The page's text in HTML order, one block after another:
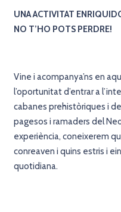
UNA ACTIVITAT
NO T’HO POTS PERDRE!
Vine i acompanya’ns en
l’oportunitat d’entrar a
cabanes prehistòriques i
pagesos i ramaders del
experiència, coneixerem
conreaven i quins estris i
quotidiana.